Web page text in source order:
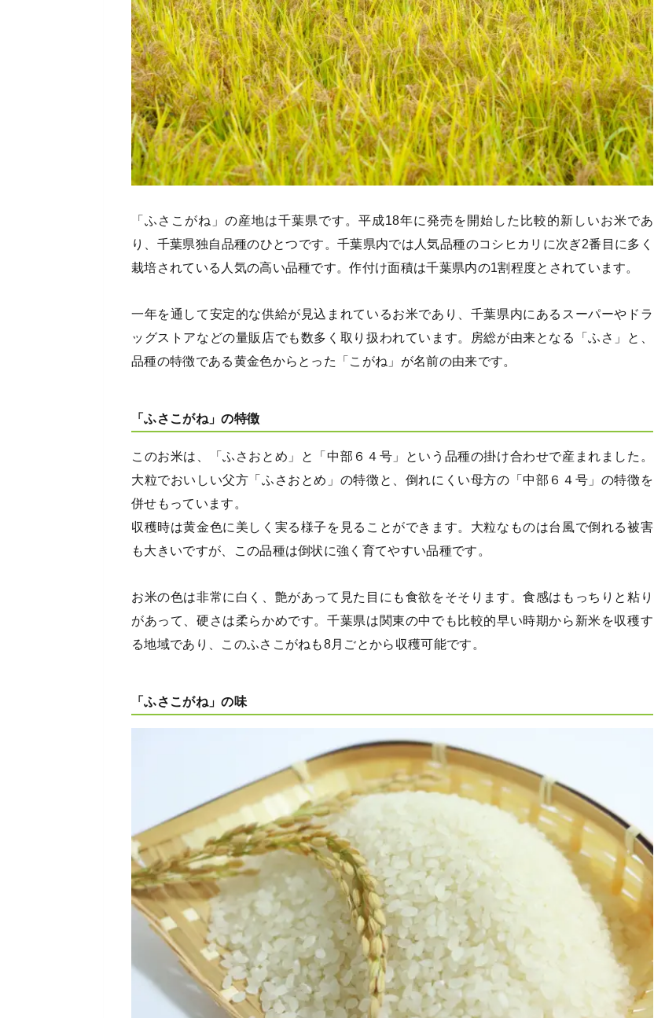
「ふさこがね」の産地は千葉県です。平成18年に発売を開始した比較的新しいお米であ
り、千葉県独自品種のひとつです。千葉県内では人気品種のコシヒカリに次ぎ2番目に多く
栽培されている人気の高い品種です。作付け面積は千葉県内の1割程度とされています。
一年を通して安定的な供給が見込まれているお米であり、千葉県内にあるスーパーやドラ
ッグストアなどの量販店でも数多く取り扱われています。房総が由来となる「ふさ」と、
品種の特徴である黄金色からとった「こがね」が名前の由来です。
「ふさこがね」の特徴
このお米は、「ふさおとめ」と「中部６４号」という品種の掛け合わせで産まれました。
大粒でおいしい父方「ふさおとめ」の特徴と、倒れにくい母方の「中部６４号」の特徴を
併せもっています。
収穫時は黄金色に美しく実る様子を見ることができます。大粒なものは台風で倒れる被害
も大きいですが、この品種は倒状に強く育てやすい品種です。
お米の色は非常に白く、艶があって見た目にも食欲をそそります。食感はもっちりと粘り
があって、硬さは柔らかめです。千葉県は関東の中でも比較的早い時期から新米を収穫す
る地域であり、このふさこがねも8月ごとから収穫可能です。
「ふさこがね」の味